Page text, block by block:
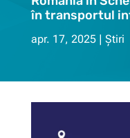
în transportul
apr. 17, 2025 Știri